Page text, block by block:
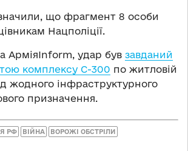
що фрагмент 8 особи
Нацполіції.
АрміяInform, удар був завданий
комплексу С-300 по житловій
жодного інфраструктурного
призначення.
РФ ВІЙНА ВОРОЖІ ОБСТРІЛИ